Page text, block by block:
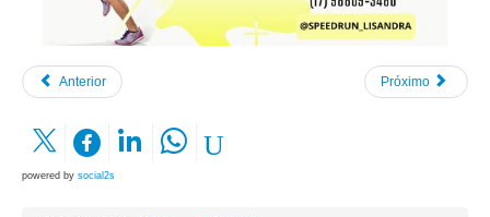
Anterior Próximo
powered by social2s